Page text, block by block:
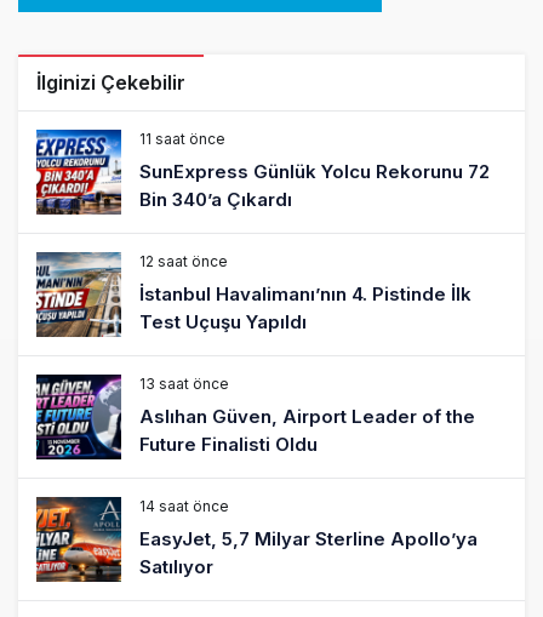
İlginizi Çekebilir
11 saat önce
SunExpress Günlük Yolcu Rekorunu 72
Bin 340’a Çıkardı
12 saat önce
İstanbul Havalimanı’nın 4. Pistinde İlk
Test Uçuşu Yapıldı
13 saat önce
Aslıhan Güven, Airport Leader of the
Future Finalisti Oldu
14 saat önce
EasyJet, 5,7 Milyar Sterline Apollo’ya
Satılıyor